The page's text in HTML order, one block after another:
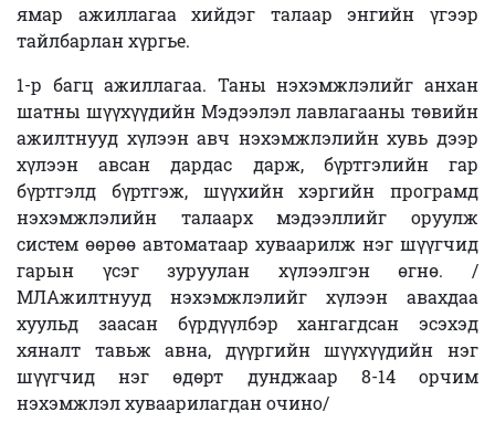
ямар ажиллагаа хийдэг талаар энгийн үгээр
тайлбарлан хүргье.
1-р багц ажиллагаа. Таны нэхэмжлэлийг анхан
шатны шүүхүүдийн Мэдээлэл лавлагааны төвийн
ажилтнууд хүлээн авч нэхэмжлэлийн хувь дээр
хүлээн авсан дардас дарж, бүртгэлийн гар
бүртгэлд бүртгэж, шүүхийн хэргийн програмд
нэхэмжлэлийн талаарх мэдээллийг оруулж
систем өөрөө автоматаар хуваарилж нэг шүүгчид
гарын үсэг зуруулан хүлээлгэн өгнө. /
МЛАжилтнууд нэхэмжлэлийг хүлээн авахдаа
хуульд заасан бүрдүүлбэр хангагдсан эсэхэд
хяналт тавьж авна, дүүргийн шүүхүүдийн нэг
шүүгчид нэг өдөрт дунджаар 8-14 орчим
нэхэмжлэл хуваарилагдан очино/